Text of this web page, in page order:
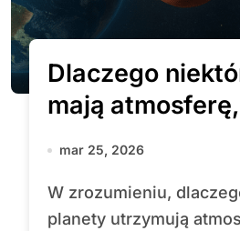
Dlaczego
mają
nie?
mar 25, 2026
W zrozumieniu, dlaczego niektóre
planety utrzymują